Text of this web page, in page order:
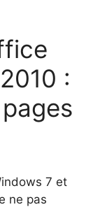
:
7 et
ne pas